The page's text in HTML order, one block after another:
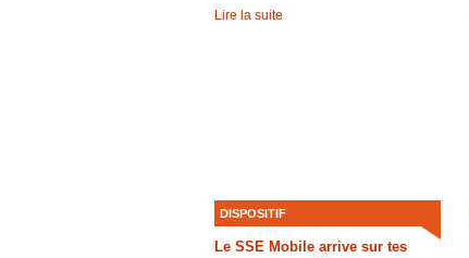
du public et du jury composé de
Lire la suite
DISPOSITIF
Le SSE Mobile arrive sur tes